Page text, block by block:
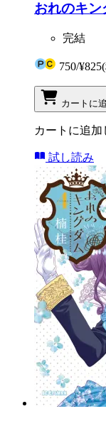
おれのキン
完結
750/¥825
カートに
カートに追加
試し読み